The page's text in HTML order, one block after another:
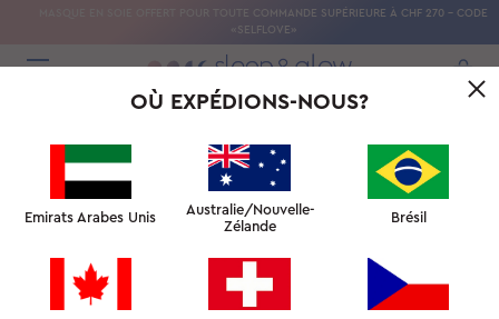
MASQUE EN SOIE OFFERT POUR TOUTE COMMANDE SUPÉRIEURE À CHF 270 - CODE
«SELFLOVE»
0
OÙ EXPÉDIONS-NOUS?
Emirats Arabes Unis
Australie/Nouvelle-
Zélande
Brésil